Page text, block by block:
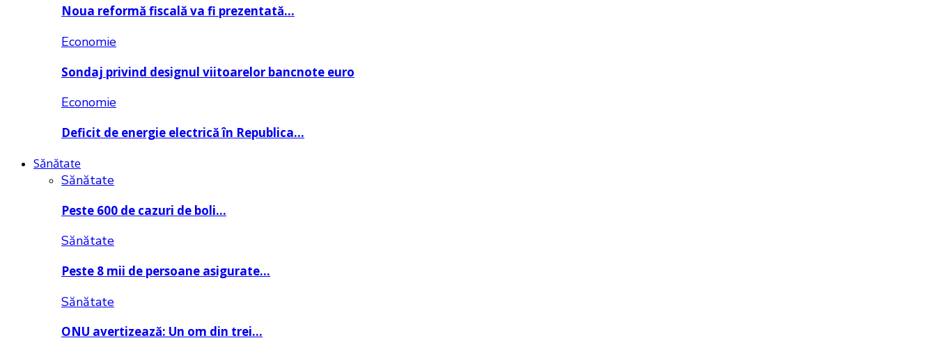
Noua reformă fiscală va fi prezentată…
Economie
Sondaj privind designul viitoarelor bancnote euro
Economie
Deficit de energie electrică în Republica…
Sănătate
Sănătate
Peste 600 de cazuri de boli…
Sănătate
Peste 8 mii de persoane asigurate…
Sănătate
ONU avertizează: Un om din trei…